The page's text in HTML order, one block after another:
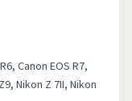
Canon EOS R7,
Nikon Z 7II, Nikon